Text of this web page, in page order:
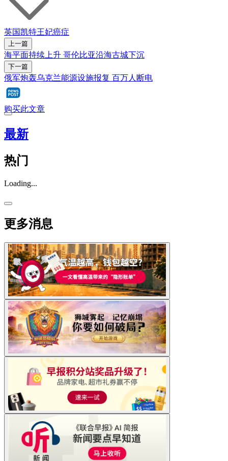
英国凯特王妃癌症
上一篇
海平面持续上升 哥伦比亚沿海古城下沉
下一篇
俄军炮轰乌克兰能源设施报复 百万人断电
购买此文章
最新
热门
Loading...
更多消息